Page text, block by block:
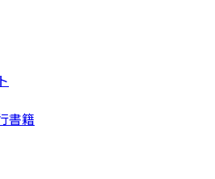
書籍